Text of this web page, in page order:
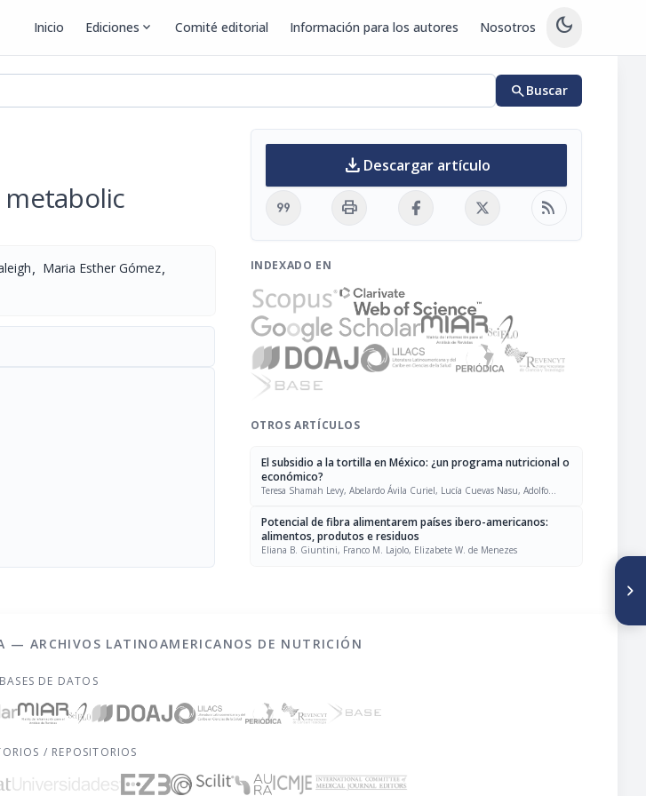
Inicio Ediciones expand_more Comité editorial Información para los autores Nosotros dark_mode
searchBuscar
, Maria Esther Gómez,
download Descargar artículo
format_quote print rss_feed
INDEXADO EN
OTROS ARTÍCULOS
El subsidio a la tortilla en México: ¿un programa nutricional o
económico?
Teresa Shamah Levy, Abelardo Ávila Curiel, Lucía Cuevas Nasu, Adolfo
Potencial de fibra alimentarem países ibero-americanos:
alimentos, produtos e residuos
Eliana B. Giuntini, Franco M. Lajolo, Elizabete W. de Menezes
— ARCHIVOS LATINOAMERICANOS DE NUTRICIÓN
BASES DE DATOS
/ REPOSITORIOS